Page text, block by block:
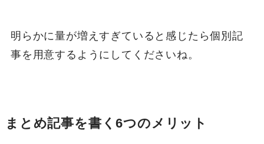
明らかに量が増えすぎていると感じたら個別記
事を用意するようにしてくださいね。
まとめ記事を書く6つのメリット